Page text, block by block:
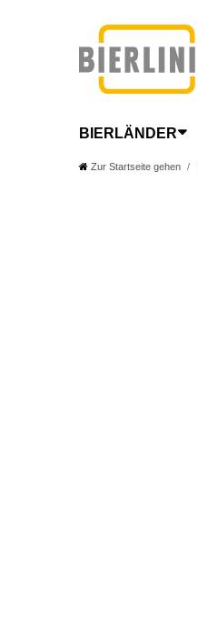
BIERLÄNDER
Zur Startseite gehen